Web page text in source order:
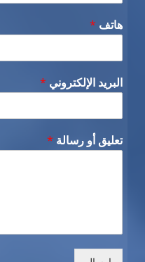
هاتف *
البريد الإلكتروني *
تعليق أو رسالة *